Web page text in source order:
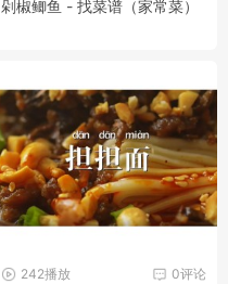
剁椒鲫鱼 - 找菜谱（家常菜）
0评论
242播放